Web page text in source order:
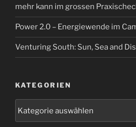
mehr kann im grossen
Power 2.0 – Energiewende im
Venturing South: Sun, Sea and
KATEGORIEN